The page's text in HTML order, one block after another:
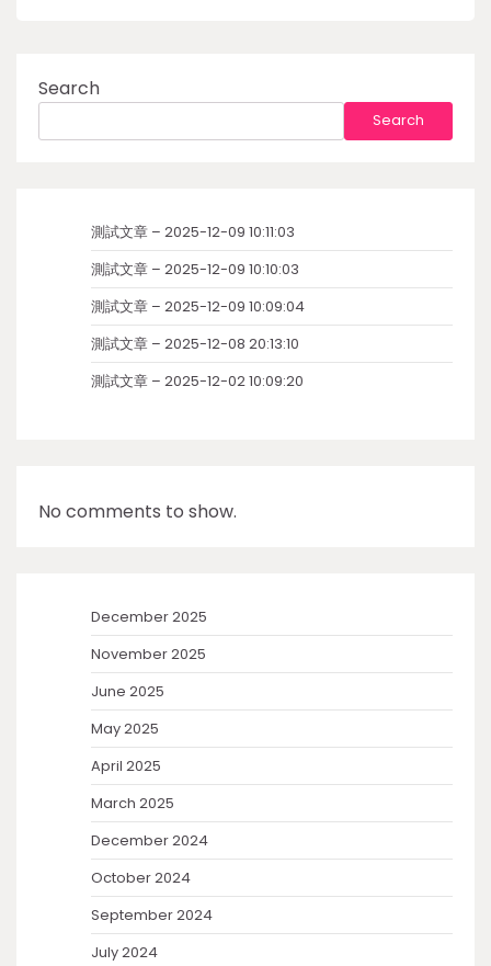
Search
Search
測試文章 – 2025-12-09 10:11:03
測試文章 – 2025-12-09 10:10:03
測試文章 – 2025-12-09 10:09:04
測試文章 – 2025-12-08 20:13:10
測試文章 – 2025-12-02 10:09:20
No comments to show.
December 2025
November 2025
June 2025
May 2025
April 2025
March 2025
December 2024
October 2024
September 2024
July 2024